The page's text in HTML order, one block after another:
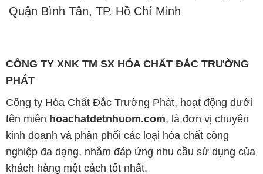
Quận Bình Tân, TP. Hồ Chí Minh
CÔNG TY XNK TM SX HÓA CHẤT ĐẮC TRƯỜNG
PHÁT
Công ty Hóa Chất Đắc Trường Phát, hoạt động dưới
tên miền hoachatdetnhuom.com, là đơn vị chuyên
kinh doanh và phân phối các loại hóa chất công
nghiệp đa dạng, nhằm đáp ứng nhu cầu sử dụng của
khách hàng một cách tốt nhất.